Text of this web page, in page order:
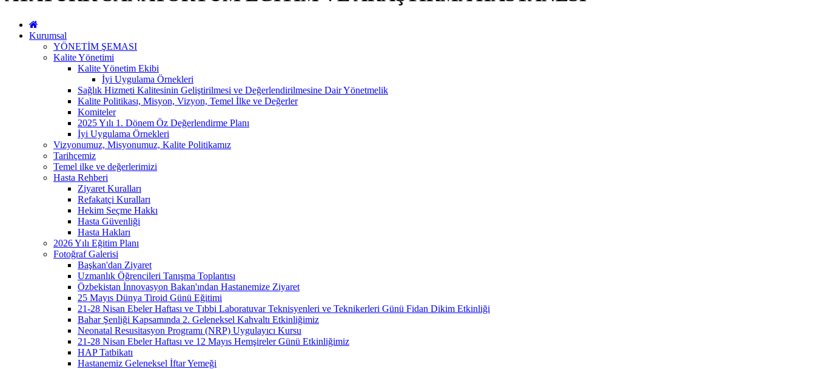
Kurumsal
YÖNETİM ŞEMASI
Kalite Yönetimi
Kalite Yönetim Ekibi
İyi Uygulama Örnekleri
Sağlık Hizmeti Kalitesinin Geliştirilmesi ve Değerlendirilmesine Dair Yönetmelik
Kalite Politikası, Misyon, Vizyon, Temel İlke ve Değerler
Komiteler
2025 Yılı 1. Dönem Öz Değerlendirme Planı
İyi Uygulama Örnekleri
Vizyonumuz, Misyonumuz, Kalite Politikamız
Tarihçemiz
Temel ilke ve değerlerimizi
Hasta Rehberi
Ziyaret Kuralları
Refakatçi Kuralları
Hekim Seçme Hakkı
Hasta Güvenliği
Hasta Hakları
2026 Yılı Eğitim Planı
Fotoğraf Galerisi
Başkan'dan Ziyaret
Uzmanlık Öğrencileri Tanışma Toplantısı
Özbekistan İnnovasyon Bakan'ından Hastanemize Ziyaret
25 Mayıs Dünya Tiroid Günü Eğitimi
21-28 Nisan Ebeler Haftası ve Tıbbi Laboratuvar Teknisyenleri ve Teknikerleri Günü Fidan Dikim Etkinliği
Bahar Şenliği Kapsamında 2. Geleneksel Kahvaltı Etkinliğimiz
Neonatal Resusitasyon Programı (NRP) Uygulayıcı Kursu
21-28 Nisan Ebeler Haftası ve 12 Mayıs Hemşireler Günü Etkinliğimiz
HAP Tatbikatı
Hastanemiz Geleneksel İftar Yemeği